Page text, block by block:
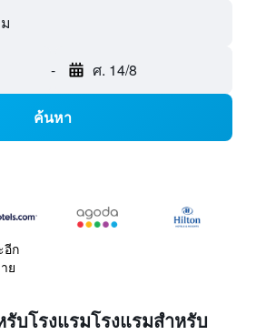
- ศ. 14/8
ค้นหา
อีก
ย
บโรงแรมโรงแรมสำหรับ